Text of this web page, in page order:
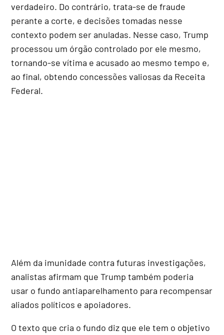
verdadeiro. Do contrário, trata-se de fraude
perante a corte, e decisões tomadas nesse
contexto podem ser anuladas. Nesse caso, Trump
processou um órgão controlado por ele mesmo,
tornando-se vítima e acusado ao mesmo tempo e,
ao final, obtendo concessões valiosas da Receita
Federal.
Além da imunidade contra futuras investigações,
analistas afirmam que Trump também poderia
usar o fundo antiaparelhamento para recompensar
aliados políticos e apoiadores.
O texto que cria o fundo diz que ele tem o objetivo